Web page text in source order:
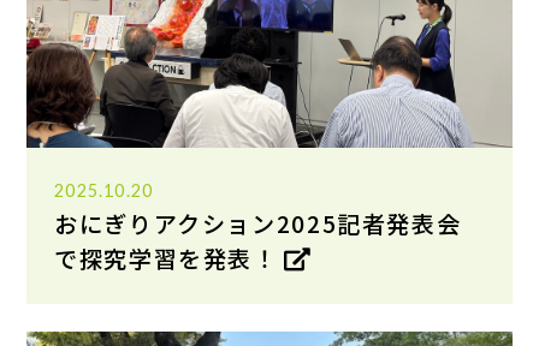
2025.10.20
おにぎりアクション2025記者発表会
で探究学習を発表！